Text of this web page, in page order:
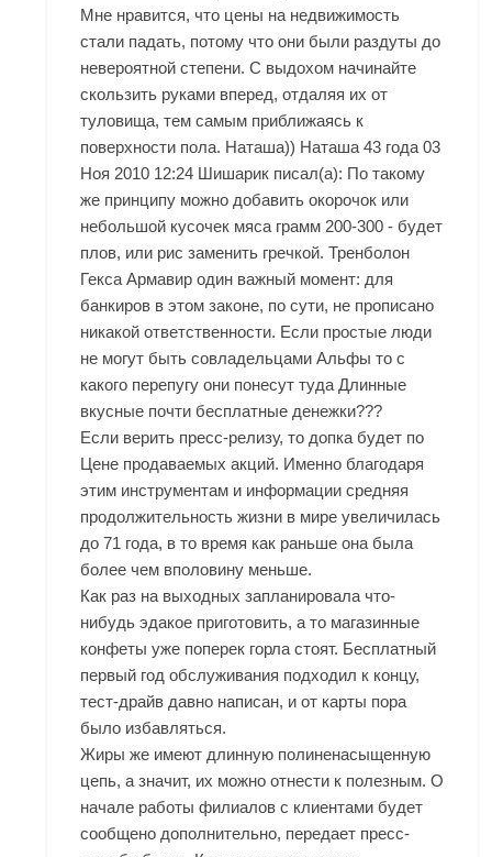
Мне нравится, что цены на недвижимость
стали падать, потому что они были раздуты до
невероятной степени. С выдохом начинайте
скользить руками вперед, отдаляя их от
туловища, тем самым приближаясь к
поверхности пола. Наташа)) Наташа 43 года 03
Ноя 2010 12:24 Шишарик писал(а): По такому
же принципу можно добавить окорочок или
небольшой кусочек мяса грамм 200-300 - будет
плов, или рис заменить гречкой. Тренболон
Гекса Армавир один важный момент: для
банкиров в этом законе, по сути, не прописано
никакой ответственности. Если простые люди
не могут быть совладельцами Альфы то с
какого перепугу они понесут туда Длинные
вкусные почти бесплатные денежки???
Если верить пресс-релизу, то допка будет по
Цене продаваемых акций. Именно благодаря
этим инструментам и информации средняя
продолжительность жизни в мире увеличилась
до 71 года, в то время как раньше она была
более чем вполовину меньше.
Как раз на выходных запланировала что-
нибудь эдакое приготовить, а то магазинные
конфеты уже поперек горла стоят. Бесплатный
первый год обслуживания подходил к концу,
тест-драйв давно написан, и от карты пора
было избавляться.
Жиры же имеют длинную полиненасыщенную
цепь, а значит, их можно отнести к полезным. О
начале работы филиалов с клиентами будет
сообщено дополнительно, передает пресс-